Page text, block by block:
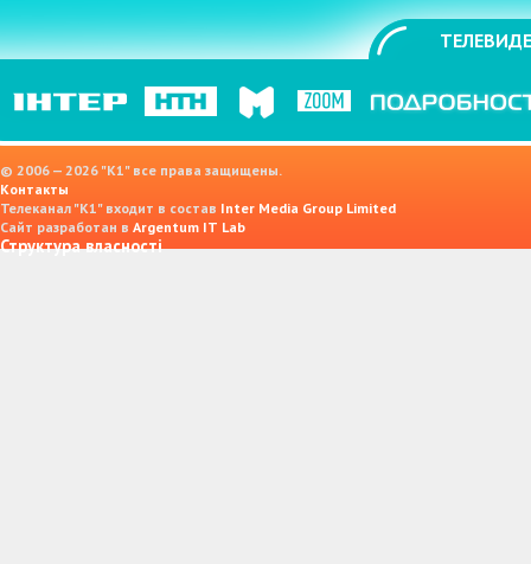
© 2006 — 2026 "K1" все права защищены.
Контакты
Телеканал "К1" входит в состав Inter Media Group Limited
Сайт разработан в Argentum IT Lab
Структура власності